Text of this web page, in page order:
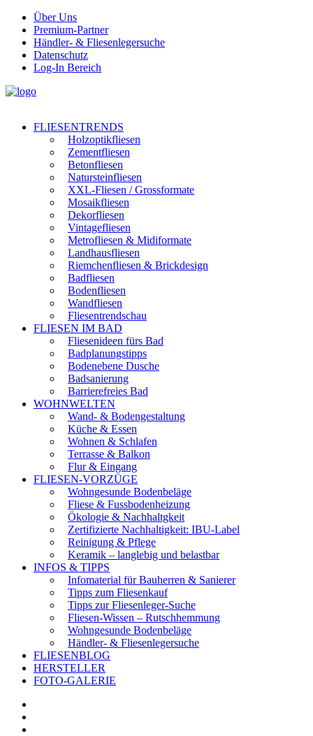
Über Uns
Premium-Partner
Händler- & Fliesenlegersuche
Datenschutz
Log-In Bereich
FLIESENTRENDS
Holzoptikfliesen
Zementfliesen
Betonfliesen
Natursteinfliesen
XXL-Fliesen / Grossformate
Mosaikfliesen
Dekorfliesen
Vintagefliesen
Metrofliesen & Midiformate
Landhausfliesen
Riemchenfliesen & Brickdesign
Badfliesen
Bodenfliesen
Wandfliesen
Fliesentrendschau
FLIESEN IM BAD
Fliesenideen fürs Bad
Badplanungstipps
Bodenebene Dusche
Badsanierung
Barrierefreies Bad
WOHNWELTEN
Wand- & Bodengestaltung
Küche & Essen
Wohnen & Schlafen
Terrasse & Balkon
Flur & Eingang
FLIESEN-VORZÜGE
Wohngesunde Bodenbeläge
Fliese & Fussbodenheizung
Ökologie & Nachhaltgkeit
Zertifizierte Nachhaltigkeit: IBU-Label
Reinigung & Pflege
Keramik – langlebig und belastbar
INFOS & TIPPS
Infomaterial für Bauherren & Sanierer
Tipps zum Fliesenkauf
Tipps zur Fliesenleger-Suche
Fliesen-Wissen – Rutschhemmung
Wohngesunde Bodenbeläge
Händler- & Fliesenlegersuche
FLIESENBLOG
HERSTELLER
FOTO-GALERIE